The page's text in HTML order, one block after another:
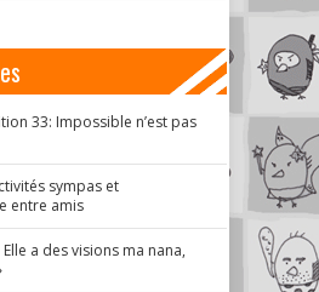
33: Impossible n’est pas
sympas et
entre amis
a des visions ma nana,